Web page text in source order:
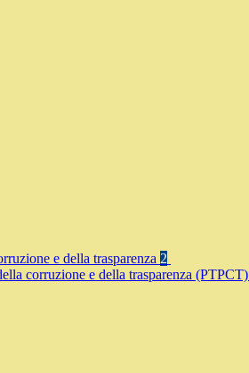
e della trasparenza 2
corruzione e della trasparenza (PTPCT)